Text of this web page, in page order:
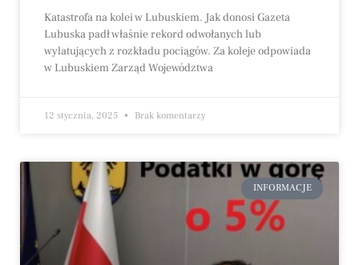
Katastrofa na kolei w Lubuskiem. Jak donosi Gazeta
Lubuska padł właśnie rekord odwołanych lub
wylatujących z rozkładu pociągów. Za koleje odpowiada
w Lubuskiem Zarząd Województwa
12 stycznia, 2025 Brak komentarzy
INFORMACJE